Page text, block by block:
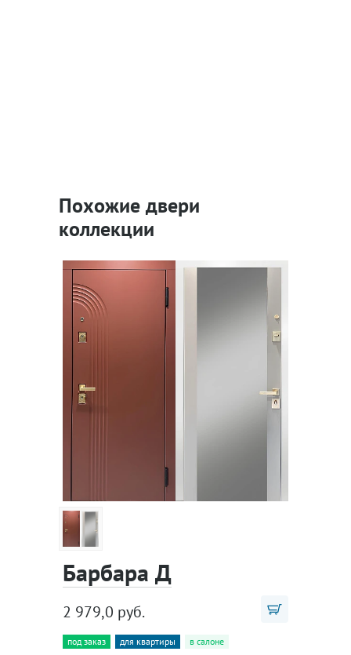
Похожие двери
коллекции
Барбара Д
2 979,0 руб.
под заказ для квартиры в салоне